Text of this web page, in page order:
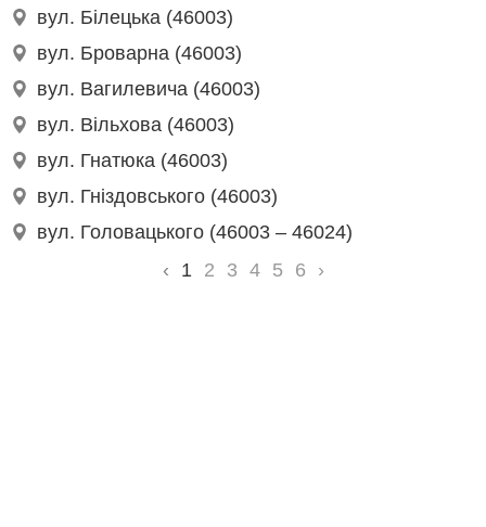
вул. Білецька (46003)
вул. Броварна (46003)
вул. Вагилевича (46003)
вул. Вільхова (46003)
вул. Гнатюка (46003)
вул. Гніздовського (46003)
вул. Головацького (46003 – 46024)
‹
1 2 3 4 5 6 ›